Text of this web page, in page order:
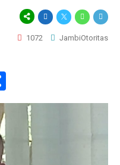
1072 JambiOtoritas